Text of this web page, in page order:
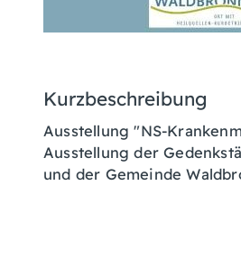
Kurzbeschreibung
Ausstellung "NS-
Ausstellung der
und der Gemeinde